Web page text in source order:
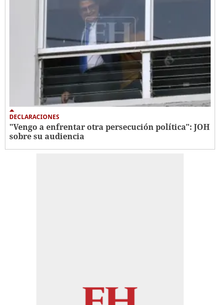
DECLARACIONES
"Vengo a enfrentar otra persecución política": JOH
sobre su audiencia